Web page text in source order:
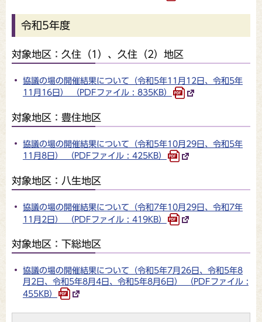
令和5年度
対象地区：久住（1）、久住（2）地区
協議の場の開催結果について（令和5年11月12日、令和5年
11月16日） （PDFファイル : 835KB）
対象地区：豊住地区
協議の場の開催結果について（令和5年10月29日、令和5年
11月8日） （PDFファイル : 425KB）
対象地区：八生地区
協議の場の開催結果について（令和7年10月29日、令和7年
11月2日） （PDFファイル : 419KB）
対象地区：下総地区
協議の場の開催結果について（令和5年7月26日、令和5年8
月2日、令和5年8月4日、令和5年8月6日） （PDFファイル :
455KB）